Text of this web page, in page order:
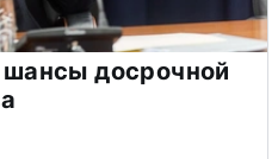
шансы досрочной